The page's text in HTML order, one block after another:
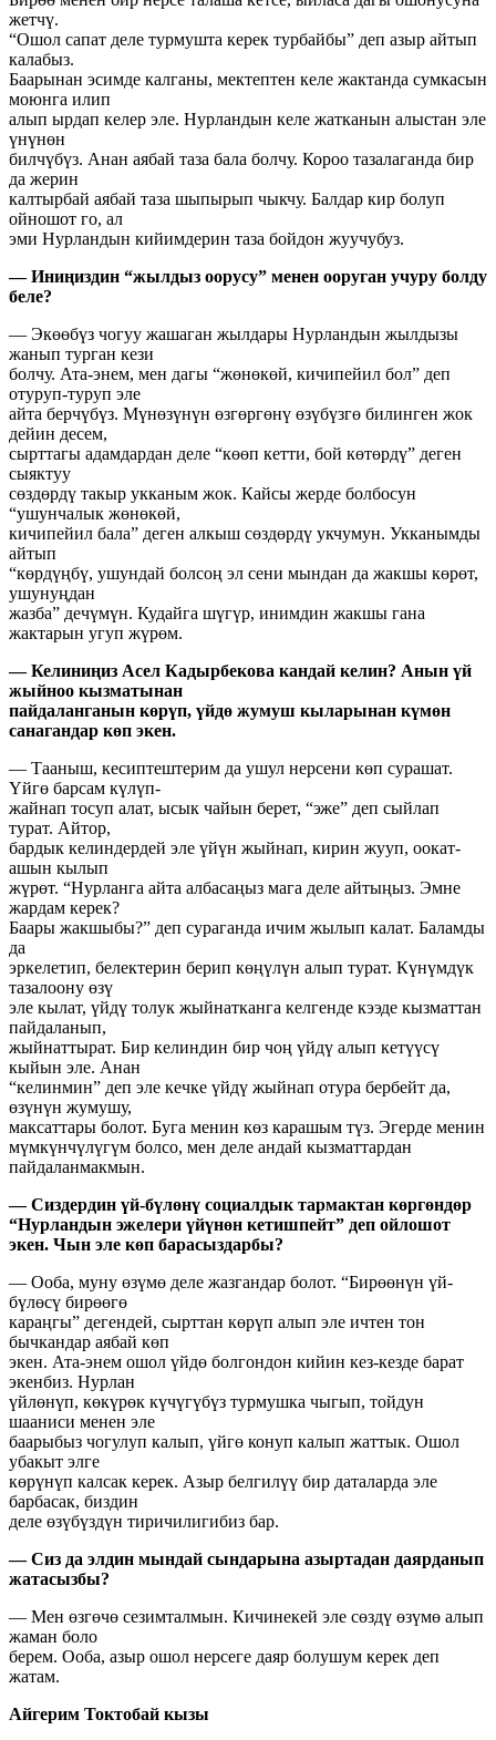
жетчү.
“Ошол сапат деле турмушта керек турбайбы” деп азыр айтып
калабыз.
Баарынан эсимде калганы, мектептен келе жактанда сумкасын
моюнга илип
алып ырдап келер эле. Нурландын келе жатканын алыстан эле
үнүнөн
билчүбүз. Анан аябай таза бала болчу. Короо тазалаганда бир
да жерин
калтырбай аябай таза шыпырып чыкчу. Балдар кир болуп
ойношот го, ал
эми Нурландын кийимдерин таза бойдон жуучубуз.
— Иниңиздин “жылдыз оорусу” менен ооруган учуру болду
беле?
— Экөөбүз чогуу жашаган жылдары Нурландын жылдызы
жанып турган кези
болчу. Ата-энем, мен дагы “жөнөкөй, кичипейил бол” деп
отуруп-туруп эле
айта берчүбүз. Мүнөзүнүн өзгөргөнү өзүбүзгө билинген жок
дейин десем,
сырттагы адамдардан деле “көөп кетти, бой көтөрдү” деген
сыяктуу
сөздөрдү такыр укканым жок. Кайсы жерде болбосун
“ушунчалык жөнөкөй,
кичипейил бала” деген алкыш сөздөрдү укчумун. Укканымды
айтып
“көрдүңбү, ушундай болсоң эл сени мындан да жакшы көрөт,
ушунуңдан
жазба” дечүмүн. Кудайга шүгүр, инимдин жакшы гана
жактарын угуп жүрөм.
— Келиниңиз Асел Кадырбекова кандай келин? Анын үй
жыйноо кызматынан
пайдаланганын көрүп, үйдө жумуш кыларынан күмөн
санагандар көп экен.
— Тааныш, кесиптештерим да ушул нерсени көп сурашат.
Үйгө барсам күлүп-
жайнап тосуп алат, ысык чайын берет, “эже” деп сыйлап
турат. Айтор,
бардык келиндердей эле үйүн жыйнап, кирин жууп, оокат-
ашын кылып
жүрөт. “Нурланга айта албасаңыз мага деле айтыңыз. Эмне
жардам керек?
Баары жакшыбы?” деп сураганда ичим жылып калат. Баламды
да
эркелетип, белектерин берип көңүлүн алып турат. Күнүмдүк
тазалоону өзү
эле кылат, үйдү толук жыйнатканга келгенде кээде кызматтан
пайдаланып,
жыйнаттырат. Бир келиндин бир чоң үйдү алып кетүүсү
кыйын эле. Анан
“келинмин” деп эле кечке үйдү жыйнап отура бербейт да,
өзүнүн жумушу,
максаттары болот. Буга менин көз карашым түз. Эгерде менин
мүмкүнчүлүгүм болсо, мен деле андай кызматтардан
пайдаланмакмын.
— Сиздердин үй-бүлөнү социалдык тармактан көргөндөр
“Нурландын эжелери үйүнөн кетишпейт” деп ойлошот
экен. Чын эле көп барасыздарбы?
— Ооба, муну өзүмө деле жазгандар болот. “Бирөөнүн үй-
бүлөсү бирөөгө
караңгы” дегендей, сырттан көрүп алып эле ичтен тон
бычкандар аябай көп
экен. Ата-энем ошол үйдө болгондон кийин кез-кезде барат
экенбиз. Нурлан
үйлөнүп, көкүрөк күчүгүбүз турмушка чыгып, тойдун
шааниси менен эле
баарыбыз чогулуп калып, үйгө конуп калып жаттык. Ошол
убакыт элге
көрүнүп калсак керек. Азыр белгилүү бир даталарда эле
барбасак, биздин
деле өзүбүздүн тиричилигибиз бар.
— Сиз да элдин мындай сындарына азыртадан даярданып
жатасызбы?
— Мен өзгөчө сезимталмын. Кичинекей эле сөздү өзүмө алып
жаман боло
берем. Ооба, азыр ошол нерсеге даяр болушум керек деп
жатам.
Айгерим Токтобай кызы